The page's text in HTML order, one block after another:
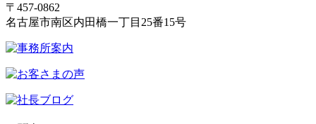
〒457-0862
名古屋市南区内田橋一丁目25番15号